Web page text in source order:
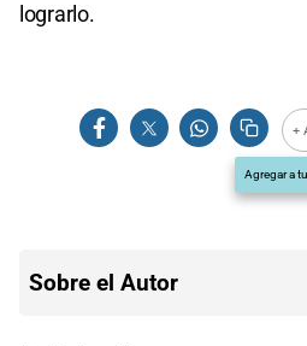
lograrlo.
+
Agregar a
Sobre el Autor